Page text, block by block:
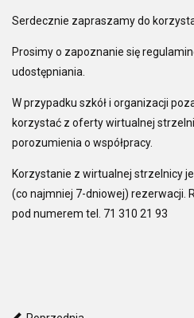
Serdecznie zapraszamy do
Prosimy o zapoznanie się
udostępniania.
W przypadku szkół i organizacji
korzystać z oferty wirtualnej
porozumienia o współpracy.
Korzystanie z wirtualnej strzelnicy
(co najmniej 7-dniowej) rezerwacji.
pod numerem tel. 71 310 21 93